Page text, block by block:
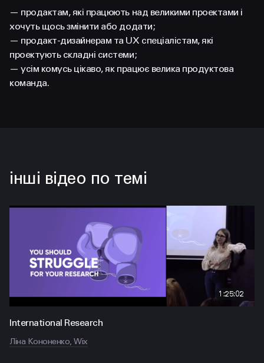
— продактам, які працюють над великими проектами і
хочуть щось змінити або додати;
— продакт-дизайнерам та UX спеціалістам, які
проектують складні системи;
— усім комусь цікаво, як працює велика продуктова
команда.
інші відео по темі
1:25:02
International Research
Ліна Кононенко, Wix